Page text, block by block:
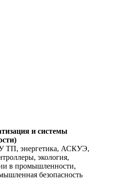
и системы
ТП, энергетика, АСКУЭ,
экология,
в промышленности,
безопасность